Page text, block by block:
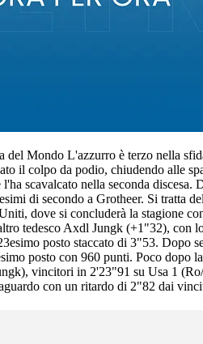
del Mondo L'azzurro è terzo nella
il colpo da podio, chiudendo alle
scavalcato nella seconda
di secondo a Grotheer. Si tratta
dove si concluderà la stagione
tedesco Axdl Jungk (+1"32), con
posto staccato di 3"53. Dopo
posto con 960 punti. Poco dopo
vincitori in 2'23"91 su Usa 1
con un ritardo di 2"82 dai